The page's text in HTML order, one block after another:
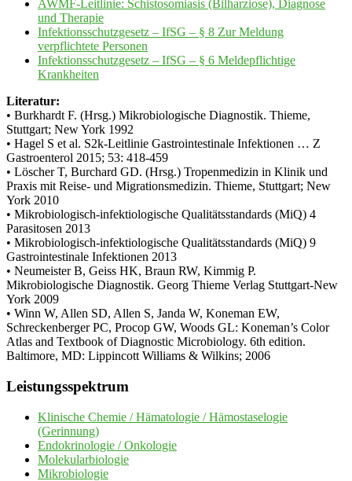
AWMF-Leitlinie: Schistosomiasis (Bilharziose), Diagnose
und Therapie
Infektionsschutzgesetz – IfSG – § 8 Zur Meldung
verpflichtete Personen
Infektionsschutzgesetz – IfSG – § 6 Meldepflichtige
Krankheiten
Literatur:
• Burkhardt F. (Hrsg.) Mikrobiologische Diagnostik. Thieme,
Stuttgart; New York 1992
• Hagel S et al. S2k-Leitlinie Gastrointestinale Infektionen … Z
Gastroenterol 2015; 53: 418-459
• Löscher T, Burchard GD. (Hrsg.) Tropenmedizin in Klinik und
Praxis mit Reise- und Migrationsmedizin. Thieme, Stuttgart; New
York 2010
• Mikrobiologisch-infektiologische Qualitätsstandards (MiQ) 4
Parasitosen 2013
• Mikrobiologisch-infektiologische Qualitätsstandards (MiQ) 9
Gastrointestinale Infektionen 2013
• Neumeister B, Geiss HK, Braun RW, Kimmig P.
Mikrobiologische Diagnostik. Georg Thieme Verlag Stuttgart-New
York 2009
• Winn W, Allen SD, Allen S, Janda W, Koneman EW,
Schreckenberger PC, Procop GW, Woods GL: Koneman’s Color
Atlas and Textbook of Diagnostic Microbiology. 6th edition.
Baltimore, MD: Lippincott Williams & Wilkins; 2006
Seitenspalte
Leistungsspektrum
Klinische Chemie / Hämatologie / Hämostaselogie
(Gerinnung)
Endokrinologie / Onkologie
Molekularbiologie
Mikrobiologie